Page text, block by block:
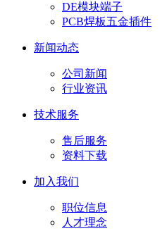
DE模块端子
PCB焊板五金插件
新闻动态
公司新闻
行业资讯
技术服务
售后服务
资料下载
加入我们
职位信息
人才理念